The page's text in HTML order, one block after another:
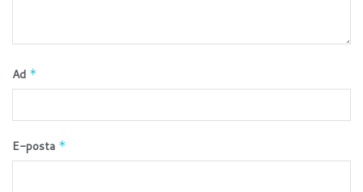
Ad *
E-posta *